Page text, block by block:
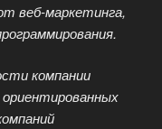
веб-маркетинга,
компании